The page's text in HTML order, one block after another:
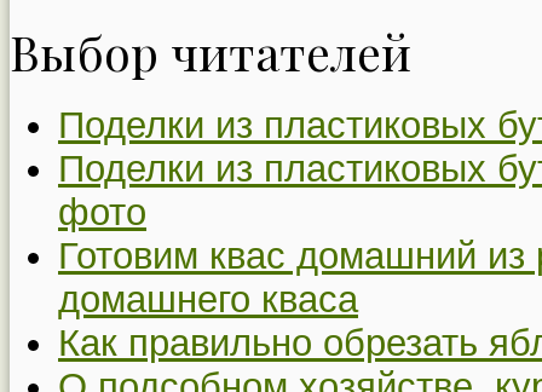
Выбор читателей
Поделки из пластиковых
Поделки из пластиковых
фото
Готовим квас домашний
домашнего кваса
Как правильно обрезать